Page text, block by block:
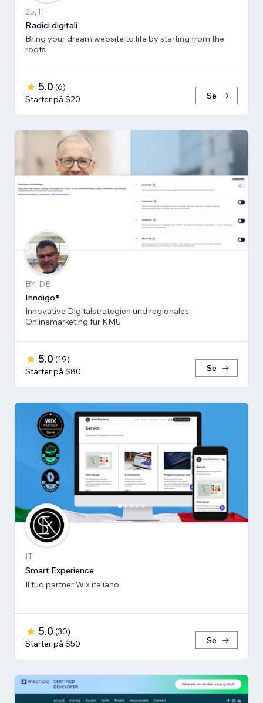
25, IT
Radici digitali
Bring your dream website to life by starting from the
roots
5.0 (6)
Starter på $20
Se
BY, DE
Inndigo®
Innovative Digitalstrategien und regionales
Onlinemarketing für KMU
5.0 (19)
Starter på $80
Se
IT
Smart Experience
Il tuo partner Wix italiano
5.0 (30)
Starter på $50
Se